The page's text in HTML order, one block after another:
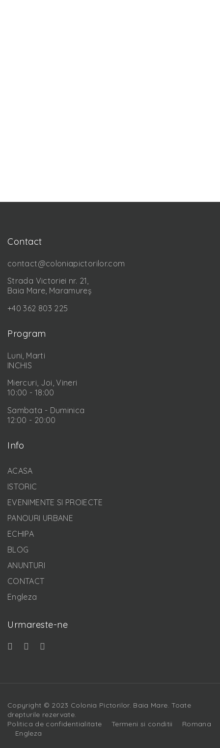
Contact
contact@coloniapictorilor.com
Strada Victoriei nr. 21,
Baia Mare, Maramureș
+40 362 803 225
Program
Luni, Marti
INCHIS
Miercuri, Joi, Vineri
10:00 - 18:00
Sambata - Duminica
12:00 - 20:00
Info
ACASA
ISTORIC
EVENIMENTE SI PROIECTE
PANOURI URBANE
ECHIPA
BLOG
ANUNTURI
CONTACT
Engleza
Urmareste-ne
Copyright © 2023 Colonia Pictorilor. Baia Mare. Toate
drepturile rezervate.
Politica de confidentialitate
Termeni si conditii
Romana
Engleza